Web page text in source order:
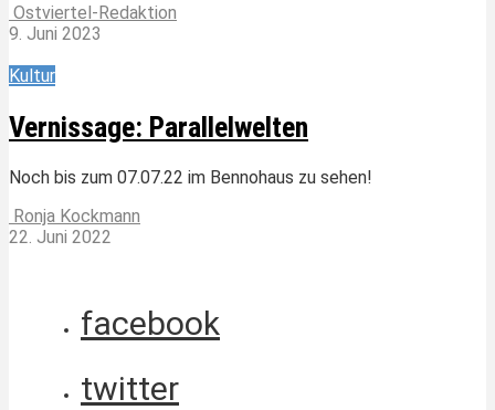
Ostviertel-Redaktion
9. Juni 2023
Kultur
Vernissage: Parallelwelten
Noch bis zum 07.07.22 im Bennohaus zu sehen!
Ronja Kockmann
22. Juni 2022
facebook
twitter